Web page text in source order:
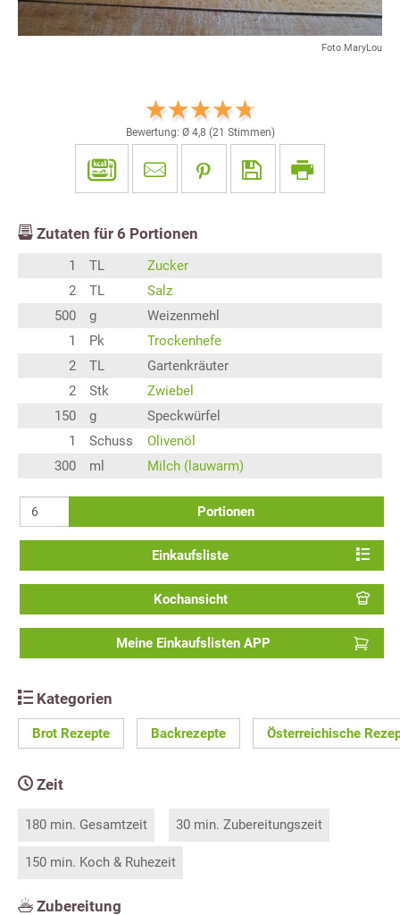
Foto MaryLou
Bewertung: Ø 4,8 (21 Stimmen)
Zutaten für 6 Portionen
1 TL
Zucker
2
TL
Salz
500
g
Weizenmehl
1
Pk
Trockenhefe
2
TL
Gartenkräuter
2
Stk
Zwiebel
150
g
Speckwürfel
1
Schuss
Olivenöl
300
ml Milch (lauwarm)
Portionen
Einkaufsliste
Kochansicht
Meine Einkaufslisten APP
Kategorien
Brot Rezepte Backrezepte Österreichische
Zeit
180 min. Gesamtzeit 30 min. Zubereitungszeit
150 min. Koch & Ruhezeit
Zubereitung